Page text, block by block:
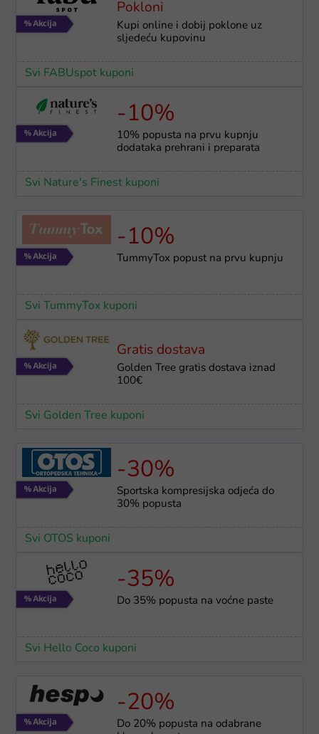
Pokloni
Kupi online i dobij poklone uz
sljedeću kupovinu
Svi FABUspot kuponi
-10%
10% popusta na prvu kupnju
dodataka prehrani i preparata
Svi Nature's Finest kuponi
-10%
TummyTox popust na prvu kupnju
Svi TummyTox kuponi
Gratis dostava
Golden Tree gratis dostava iznad
100€
Svi Golden Tree kuponi
-30%
Sportska kompresijska odjeća do
30% popusta
Svi OTOS kuponi
-35%
Do 35% popusta na voćne paste
Svi Hello Coco kuponi
-20%
Do 20% popusta na odabrane